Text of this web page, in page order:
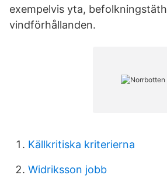
exempelvis yta,
vindförhållanden.
Källkritiska kriterierna
Widriksson jobb